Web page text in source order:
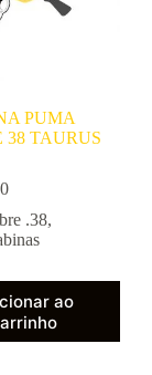
PUMA
38 TAURUS
.38,
ao